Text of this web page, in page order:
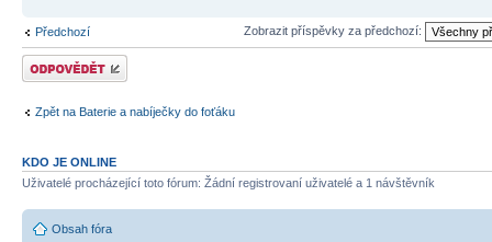
Předchozí Zobrazit příspěvky za předchozí:
Odeslat odpověď
Zpět na Baterie a nabíječky do foťáku
KDO JE ONLINE
Uživatelé procházející toto fórum: Žádní registrovaní uživatelé a 1 návštěvník
Obsah fóra